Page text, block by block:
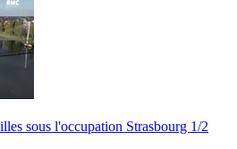
sous l'occupation Strasbourg 1/2